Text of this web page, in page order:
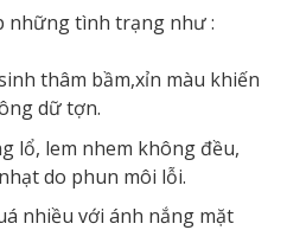
những tình trạng như :
thâm bầm,xỉn màu khiến
dữ tợn.
lổ, lem nhem không đều,
do phun môi lỗi.
nhiều với ánh nắng mặt